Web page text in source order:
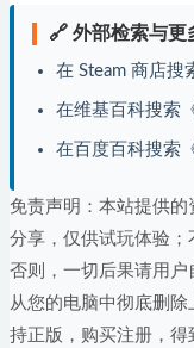
🔗 外部检索与更
在 Steam 商店搜
在维基百科搜索
在百度百科搜索
免责声明：本站提供
分享，仅供试玩体验；
否则，一切后果请用户
从您的电脑中彻底删
持正版，购买注册，得